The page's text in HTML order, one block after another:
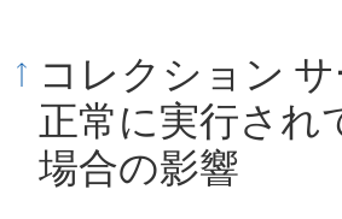
コレクション
正常に実行され
場合の影響